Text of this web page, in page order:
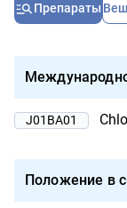
Препараты
J01BA01
Положение в